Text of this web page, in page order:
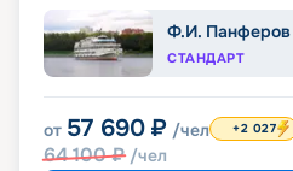
Ф.И. Панферов
СТАНДАРТ
от 57 690 ₽ /чел
64 100₽ /чел
+2 027